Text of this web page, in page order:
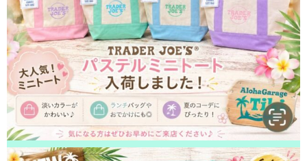
2026/05/10
松戸市よりお越しのお客様のiPhone14の液晶交換をさせて頂きました！あ
りがとうございました！
2026/05/09
松戸市よりお越しのお客様のiPhone14ProMaxの液晶交換をさせて頂きまし
た！ありがとうございました！
2026/05/09
松戸市よりお越しのお客様のiPhoneSE3のナノナインガラスコーティング
をさせて頂きました！ありがとうございました！
2026/05/09
松戸市よりお越しのお客様のiPhone14の充電不良修理をさせて頂きまし
た！ありがとうございました！
2026/05/08
松戸市よりお越しのお客様のiPhone13ProMaxのナノナインガラスコーティ